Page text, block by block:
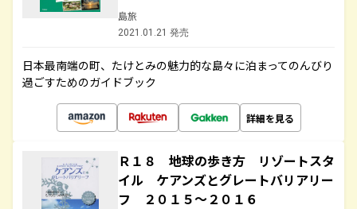
島旅
2021.01.21 発売
日本最南端の町、たけとみの魅力的な島々に泊まってのんびり
過ごすためのガイドブック
詳細を見る
Ｒ１８ 地球の歩き方 リゾートスタ
イル ケアンズとグレートバリアリー
フ ２０１５～２０１６